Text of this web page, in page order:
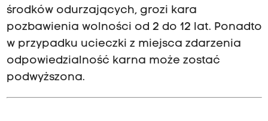
środków odurzających, grozi kara
pozbawienia wolności od 2 do 12 lat. Ponadto
w przypadku ucieczki z miejsca zdarzenia
odpowiedzialność karna może zostać
podwyższona.